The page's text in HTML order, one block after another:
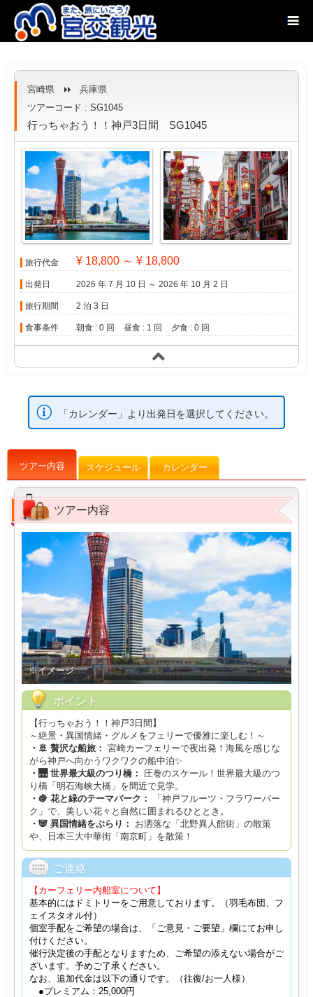
宮崎県
兵庫県
ツアーコード : SG1045
行っちゃおう！！神戸3日間 SG1045
旅行代金 ¥ 18,800 ～ ¥ 18,800
出発日 2026 年 7 月 10 日 ～ 2026 年 10 月 2 日
旅行期間 2 泊 3 日
食事条件 朝食 : 0 回 昼食 : 1 回 夕食 : 0 回
「カレンダー」より出発日を選択してください。
ツアー内容 スケジュール カレンダー
ツアー内容
※イメージ
ポイント
【行っちゃおう！！神戸3日間】
～絶景・異国情緒・グルメをフェリーで優雅に楽しむ！～
・🚢 贅沢な船旅： 宮崎カーフェリーで夜出発！海風を感じな
がら神戸へ向かうワクワクの船中泊✨
・🌉 世界最大級のつり橋： 圧巻のスケール！世界最大級のつ
り橋「明石海峡大橋」を間近で見学。
・🍇 花と緑のテーマパーク：
「神戸フルーツ・フラワーパー
ク」で、美しい花々と自然に囲まれるひととき。
・🐼 異国情緒をぶらり：
お洒落な「北野異人館街」の散策
や、日本三大中華街「南京町」を散策！
ご連絡
【カーフェリー内船室について】
基本的にはドミトリーをご用意しております。（羽毛布団、フ
ェイスタオル付）
個室手配をご希望の場合は、「ご意見・ご要望」欄にてお申し
付けください。
催行決定後の手配となりますため、ご希望の添えない場合がご
ざいます。予めご了承ください。
なお、追加代金は以下の通りです。（往復/お一人様）
●プレミアム：25,000円